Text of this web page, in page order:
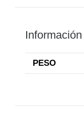
PESO